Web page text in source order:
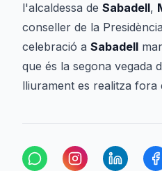
l'alcaldessa de Sabadell,
conseller de la
celebració a Sabadell
que és la segona vegada
lliurament es realitza fora